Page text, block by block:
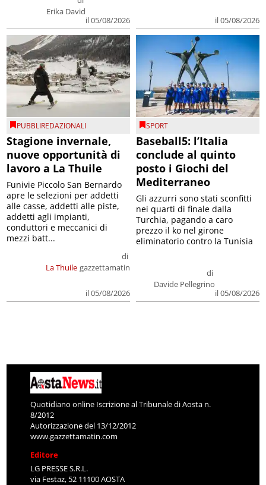
Erika David
il 05/08/2026
il 05/08/2026
PUBBLIREDAZIONALI
Stagione invernale,
nuove opportunità di
lavoro a La Thuile
La Thuile
di
gazzettamatin
il 05/08/2026
Funivie Piccolo San Bernardo
apre le selezioni per addetti
alle casse, addetti alle piste,
addetti agli impianti,
conduttori e meccanici di
mezzi batt...
SPORT
Baseball5: l’Italia
conclude al quinto
posto i Giochi del
Mediterraneo
di
Davide Pellegrino
il 05/08/2026
Gli azzurri sono stati sconfitti
nei quarti di finale dalla
Turchia, pagando a caro
prezzo il ko nel girone
eliminatorio contro la Tunisia
Quotidiano online Iscrizione al Tribunale di Aosta n.
8/2012
Autorizzazione del 13/12/2012
www.gazzettamatin.com
Editore
LG PRESSE S.R.L.
via Festaz, 52 11100 AOSTA